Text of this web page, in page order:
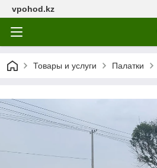
vpohod.kz
Товары и услуги Палатки